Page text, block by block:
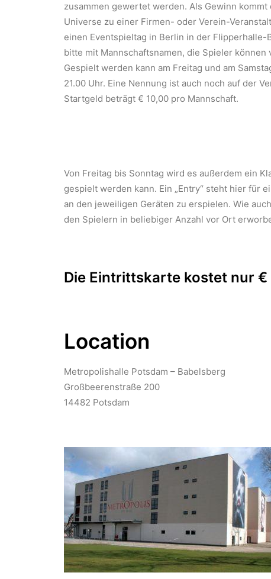
zusammen gewertet werden. Als Gewinn
Universe zu einer Firmen- oder Verein-
einen Eventspieltag in Berlin in der Flipperhalle-
bitte mit Mannschaftsnamen, die Spieler können
Gespielt werden kann am Freitag und am
21.00 Uhr. Eine Nennung ist auch noch auf der
Startgeld beträgt € 10,00 pro Mannschaft.
Von Freitag bis Sonntag wird es außerdem ein
gespielt werden kann. Ein „Entry“ steht hier für
an den jeweiligen Geräten zu erspielen. Wie
den Spielern in beliebiger Anzahl vor Ort
Die Eintrittskarte kostet nur
Location
Metropolishalle Potsdam – Babelsberg
Großbeerenstraße 200
14482 Potsdam